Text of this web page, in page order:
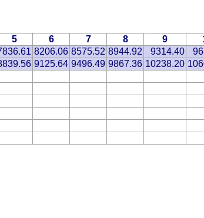
5 6 7 8 9
8206.06 8575.52 8944.92 9314.40
9125.64 9496.49 9867.36 10238.20